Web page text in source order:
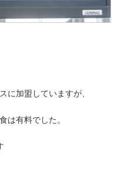
に加盟していますが、
は有料でした。